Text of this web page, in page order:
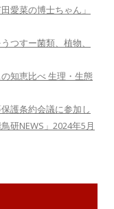
愛菜の博士ちゃん」
つすー菌類、植物、
知恵比べ 生理・生態
護条約会議に参加し
研NEWS」2024年5月